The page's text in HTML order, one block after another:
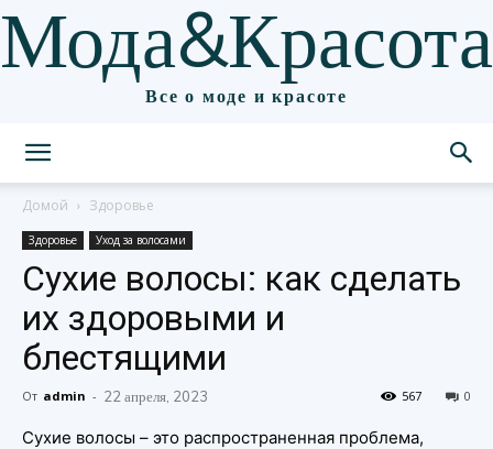
Мода&Красота
Все о моде и красоте
Домой Здоровье
Здоровье Уход за волосами
Сухие волосы: как сделать
их здоровыми и
блестящими
От admin - 22 апреля, 2023 0
567
Сухие волосы – это распространенная проблема,